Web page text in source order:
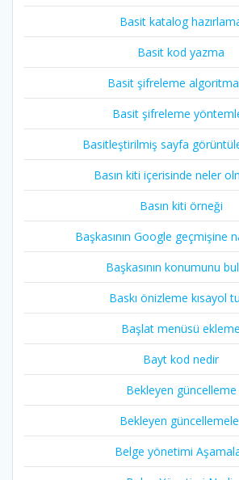
Basit katalog
Basit kod yazma
Basit şifreleme
Basit şifreleme
Basitleştirilmiş sayfa
Basın kiti içerisinde neler
Basın kiti örneği
Başkasının Google geçmişine
Başkasının konumunu
Baskı önizleme kısayol
Başlat menüsü ekleme
Bayt kod nedir
Bekleyen güncelleme
Bekleyen
Belge yönetimi